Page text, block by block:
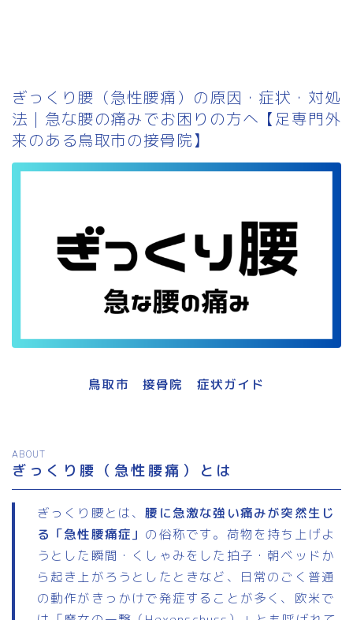
ぎっくり腰（急性腰痛）の原因・症状・対処
法｜急な腰の痛みでお困りの方へ【足専門外
来のある鳥取市の接骨院】
鳥取市 接骨院 症状ガイド
ABOUT
ぎっくり腰（急性腰痛）とは
ぎっくり腰とは、腰に急激な強い痛みが突然生じ
る「急性腰痛症」 の俗称です。荷物を持ち上げよ
うとした瞬間・くしゃみをした拍子・朝ベッドか
ら起き上がろうとしたときなど、日常のごく普通
の動作がきっかけで発症することが多く、欧米で